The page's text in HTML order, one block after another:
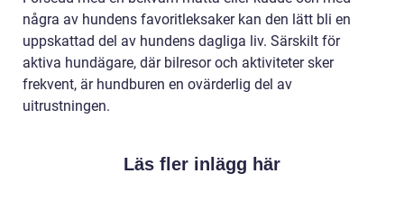
några av hundens favoritleksaker kan den lätt bli en
uppskattad del av hundens dagliga liv. Särskilt för
aktiva hundägare, där bilresor och aktiviteter sker
frekvent, är hundburen en ovärderlig del av
uitrustningen.
Läs fler inlägg här